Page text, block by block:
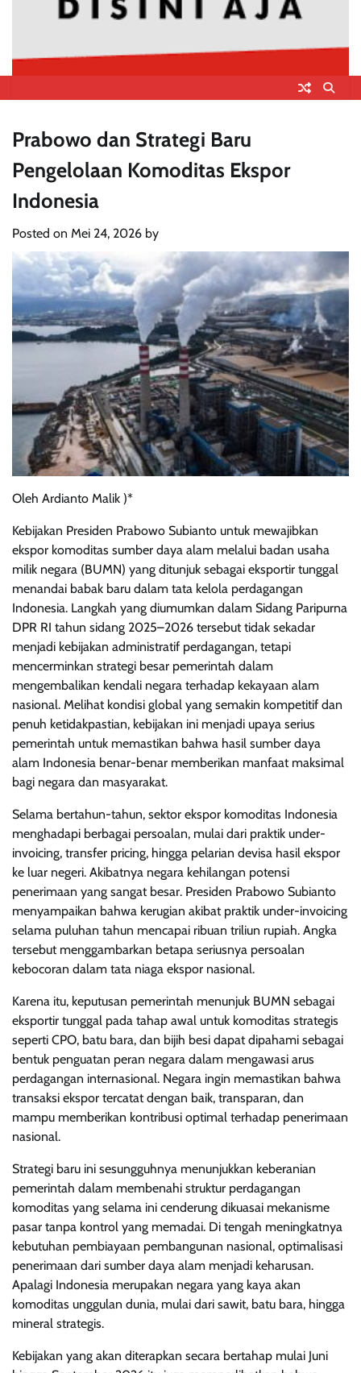
Prabowo dan Strategi Baru
Pengelolaan Komoditas Ekspor
Indonesia
Posted on Mei 24, 2026 by
Oleh Ardianto Malik )*
Kebijakan Presiden Prabowo Subianto untuk mewajibkan
ekspor komoditas sumber daya alam melalui badan usaha
milik negara (BUMN) yang ditunjuk sebagai eksportir tunggal
menandai babak baru dalam tata kelola perdagangan
Indonesia. Langkah yang diumumkan dalam Sidang Paripurna
DPR RI tahun sidang 2025–2026 tersebut tidak sekadar
menjadi kebijakan administratif perdagangan, tetapi
mencerminkan strategi besar pemerintah dalam
mengembalikan kendali negara terhadap kekayaan alam
nasional. Melihat kondisi global yang semakin kompetitif dan
penuh ketidakpastian, kebijakan ini menjadi upaya serius
pemerintah untuk memastikan bahwa hasil sumber daya
alam Indonesia benar-benar memberikan manfaat maksimal
bagi negara dan masyarakat.
Selama bertahun-tahun, sektor ekspor komoditas Indonesia
menghadapi berbagai persoalan, mulai dari praktik under-
invoicing, transfer pricing, hingga pelarian devisa hasil ekspor
ke luar negeri. Akibatnya negara kehilangan potensi
penerimaan yang sangat besar. Presiden Prabowo Subianto
menyampaikan bahwa kerugian akibat praktik under-invoicing
selama puluhan tahun mencapai ribuan triliun rupiah. Angka
tersebut menggambarkan betapa seriusnya persoalan
kebocoran dalam tata niaga ekspor nasional.
Karena itu, keputusan pemerintah menunjuk BUMN sebagai
eksportir tunggal pada tahap awal untuk komoditas strategis
seperti CPO, batu bara, dan bijih besi dapat dipahami sebagai
bentuk penguatan peran negara dalam mengawasi arus
perdagangan internasional. Negara ingin memastikan bahwa
transaksi ekspor tercatat dengan baik, transparan, dan
mampu memberikan kontribusi optimal terhadap penerimaan
nasional.
Strategi baru ini sesungguhnya menunjukkan keberanian
pemerintah dalam membenahi struktur perdagangan
komoditas yang selama ini cenderung dikuasai mekanisme
pasar tanpa kontrol yang memadai. Di tengah meningkatnya
kebutuhan pembiayaan pembangunan nasional, optimalisasi
penerimaan dari sumber daya alam menjadi keharusan.
Apalagi Indonesia merupakan negara yang kaya akan
komoditas unggulan dunia, mulai dari sawit, batu bara, hingga
mineral strategis.
Kebijakan yang akan diterapkan secara bertahap mulai Juni